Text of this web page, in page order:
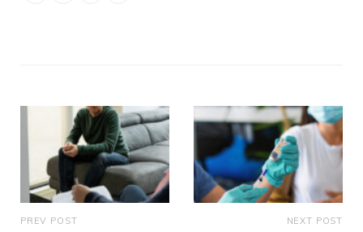
PREV POST NEXT POST